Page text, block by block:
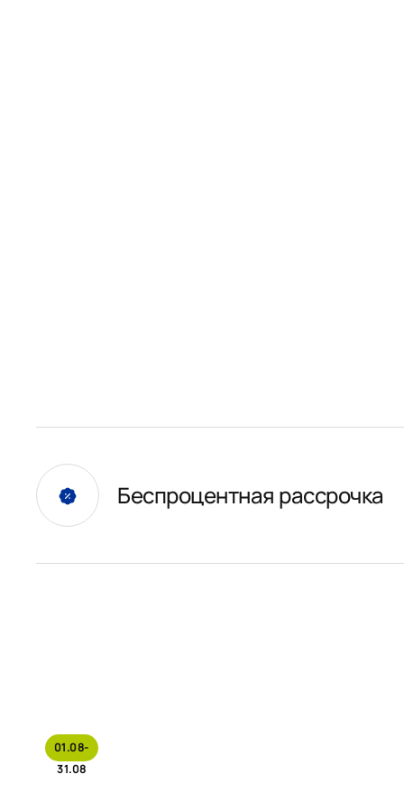
Беспроцентная рассрочка
01.08-
31.08